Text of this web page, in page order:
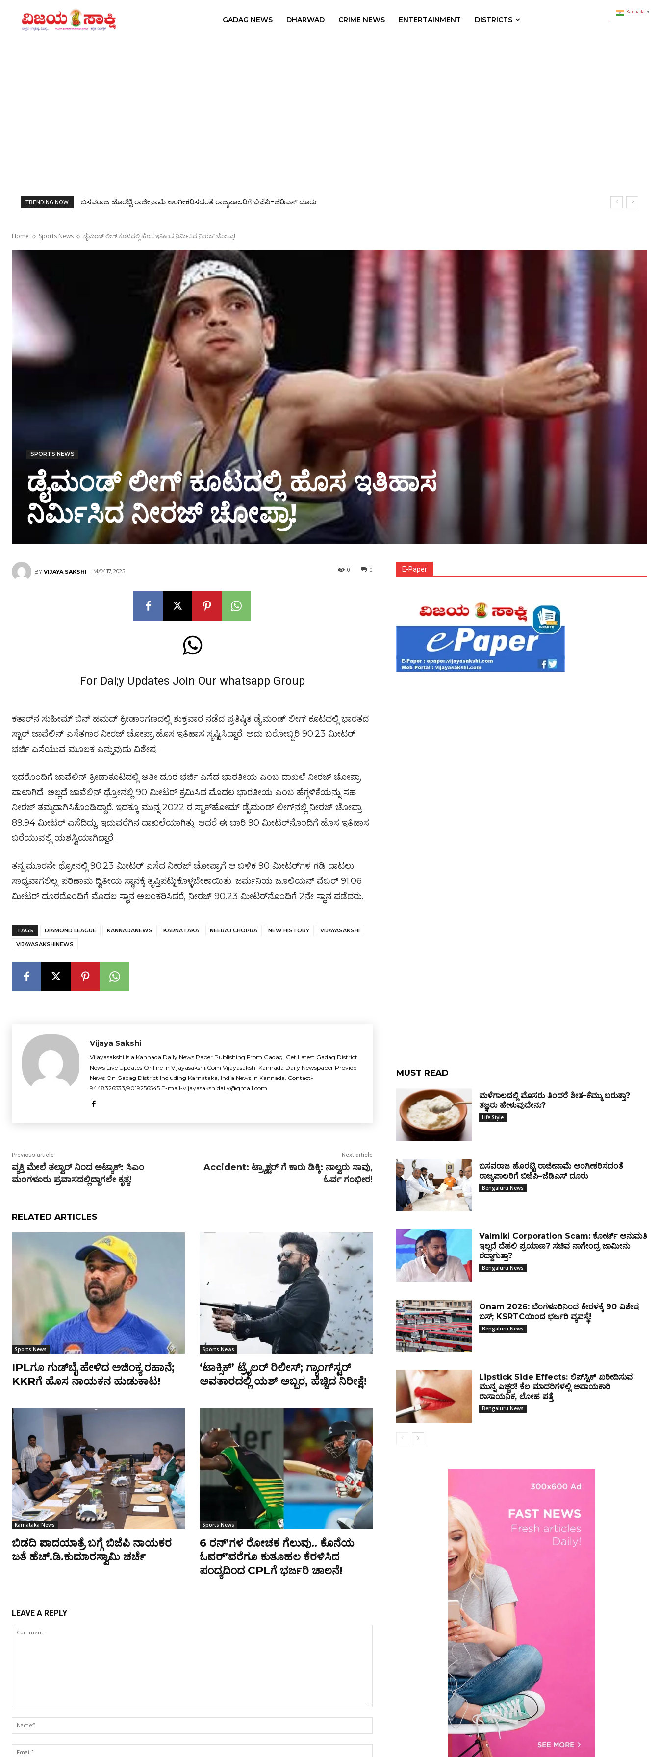
GADAG NEWS DHARWAD CRIME NEWS ENTERTAINMENT DISTRICTS
TRENDING NOW Valmiki Corporation Scam: ಕೋರ್ಟ್ ಅನುಮತಿ ಇಲ್ಲದೆ ದೆಹಲಿ ಪ್ರಯಾಣ? ಸಚಿವ ನಾಗೇಂದ್ರ ಜಾಮೀನು ರದ್ದಾಗುತ್ತಾ?
Home Sports News ಡೈಮಂಡ್ ಲೀಗ್ ಕೂಟದಲ್ಲಿ ಹೊಸ ಇತಿಹಾಸ ನಿರ್ಮಿಸಿದ ನೀರಜ್ ಚೋಪ್ರಾ!
SPORTS NEWS
ಡೈಮಂಡ್ ಲೀಗ್ ಕೂಟದಲ್ಲಿ ಹೊಸ ಇತಿಹಾಸ
ನಿರ್ಮಿಸಿದ ನೀರಜ್ ಚೋಪ್ರಾ!
BY VIJAYA SAKSHI MAY 17, 2025 0
0
For Dai;y Updates Join Our whatsapp Group
ಕತಾರ್‌ನ ಸುಹೀಮ್ ಬಿನ್ ಹಮದ್ ಕ್ರೀಡಾಂಗಣದಲ್ಲಿ ಶುಕ್ರವಾರ ನಡೆದ ಪ್ರತಿಷ್ಠಿತ ಡೈಮಂಡ್ ಲೀಗ್ ಕೂಟದಲ್ಲಿ ಭಾರತದ
ಸ್ಟಾರ್ ಜಾವೆಲಿನ್ ಎಸೆತಗಾರ ನೀರಜ್ ಚೋಪ್ರಾ ಹೊಸ ಇತಿಹಾಸ ಸೃಷ್ಟಿಸಿದ್ದಾರೆ. ಅದು ಬರೋಬ್ಬರಿ 90.23 ಮೀಟರ್
ಭರ್ಜಿ ಎಸೆಯುವ ಮೂಲಕ ಎನ್ನುವುದು ವಿಶೇಷ.
ಇದರೊಂದಿಗೆ ಜಾವೆಲಿನ್ ಕ್ರೀಡಾಕೂಟದಲ್ಲಿ ಅತೀ ದೂರ ಭರ್ಜಿ ಎಸೆದ ಭಾರತೀಯ ಎಂಬ ದಾಖಲೆ ನೀರಜ್ ಚೋಪ್ರಾ
ಪಾಲಾಗಿದೆ. ಅಲ್ಲದೆ ಜಾವೆಲಿನ್ ಥ್ರೋನಲ್ಲಿ 90 ಮೀಟರ್ ಕ್ರಮಿಸಿದ ಮೊದಲ ಭಾರತೀಯ ಎಂಬ ಹೆಗ್ಗಳಿಕೆಯನ್ನು ಸಹ
ನೀರಜ್ ತಮ್ಮದಾಗಿಸಿಕೊಂಡಿದ್ದಾರೆ. ಇದಕ್ಕೂ ಮುನ್ನ 2022 ರ ಸ್ಟಾಕ್‌ಹೋಮ್ ಡೈಮಂಡ್ ಲೀಗ್‌ನಲ್ಲಿ ನೀರಜ್ ಚೋಪ್ರಾ
89.94 ಮೀಟರ್ ಎಸೆದಿದ್ದು, ಇದುವರೆಗಿನ ದಾಖಲೆಯಾಗಿತ್ತು. ಆದರೆ ಈ ಬಾರಿ 90 ಮೀಟರ್​ನೊಂದಿಗೆ ಹೊಸ ಇತಿಹಾಸ
ಬರೆಯುವಲ್ಲಿ ಯಶಸ್ವಿಯಾಗಿದ್ದಾರೆ.
ತನ್ನ ಮೂರನೇ ಥ್ರೋನಲ್ಲಿ 90.23 ಮೀಟರ್ ಎಸೆದ ನೀರಜ್​ ಚೋಪ್ರಾಗೆ ಆ ಬಳಿಕ 90 ಮೀಟರ್​ಗಳ ಗಡಿ ದಾಟಲು
ಸಾಧ್ಯವಾಗಲಿಲ್ಲ. ಪರಿಣಾಮ ದ್ವಿತೀಯ ಸ್ಥಾನಕ್ಕೆ ತೃಪ್ತಿಪಟ್ಟುಕೊಳ್ಳಬೇಕಾಯಿತು. ಜರ್ಮನಿಯ ಜೂಲಿಯನ್ ವೆಬರ್ 91.06
ಮೀಟರ್ ದೂರದೊಂದಿಗೆ ಮೊದಲ ಸ್ಥಾನ ಅಲಂಕರಿಸಿದರೆ, ನೀರಜ್ 90.23 ಮೀಟರ್​ನೊಂದಿಗೆ 2ನೇ ಸ್ಥಾನ ಪಡೆದರು.
TAGS DIAMOND LEAGUE KANNADANEWS KARNATAKA NEERAJ CHOPRA NEW HISTORY
VIJAYASAKSHI
VIJAYASAKSHINEWS
Vijaya Sakshi
Vijayasakshi is a Kannada Daily News Paper Publishing From Gadag. Get Latest Gadag District
News Live Updates Online In Vijayasakshi.Com Vijayasakshi Kannada Daily Newspaper Provide
News On Gadag District Including Karnataka, India News In Kannada. Contact-
9448326533/9019256545 E-mail-vijayasakshidaily@gmail.com
Previous article
ವ್ಯಕ್ತಿ ಮೇಲೆ ತಲ್ವಾರ್ ನಿಂದ ಅಟ್ಯಾಕ್: ಸಿಎಂ
ಮಂಗಳೂರು ಪ್ರವಾಸದಲ್ಲಿದ್ದಾಗಲೇ ಕೃತ್ಯ!
Next article
Accident: ಟ್ರ್ಯಾಕ್ಟರ್ ಗೆ ಕಾರು ಡಿಕ್ಕಿ: ನಾಲ್ವರು ಸಾವು,
ಓರ್ವ ಗಂಭೀರ!
RELATED ARTICLES
Sports News
IPLಗೂ ಗುಡ್‌ಬೈ ಹೇಳಿದ ಅಜಿಂಕ್ಯ ರಹಾನೆ;
KKRಗೆ ಹೊಸ ನಾಯಕನ ಹುಡುಕಾಟ!
Sports News
‘ಟಾಕ್ಸಿಕ್’ ಟ್ರೈಲರ್‌ ರಿಲೀಸ್; ಗ್ಯಾಂಗ್‌ಸ್ಟರ್‌
ಅವತಾರದಲ್ಲಿ ಯಶ್‌ ಅಬ್ಬರ, ಹೆಚ್ಚಿದ ನಿರೀಕ್ಷೆ!
Karnataka News
ಬಿಡದಿ ಪಾದಯಾತ್ರೆ ಬಗ್ಗೆ ಬಿಜೆಪಿ ನಾಯಕರ
ಜತೆ ಹೆಚ್.ಡಿ.ಕುಮಾರಸ್ವಾಮಿ ಚರ್ಚೆ
Sports News
6 ರನ್ʼಗಳ ರೋಚಕ ಗೆಲುವು.. ಕೊನೆಯ
ಓವರ್ʼವರೆಗೂ ಕುತೂಹಲ ಕೆರಳಿಸಿದ
ಪಂದ್ಯದಿಂದ CPLಗೆ ಭರ್ಜರಿ ಚಾಲನೆ!
LEAVE A REPLY
Comment:
Name:*
Email:*
E-Paper
MUST READ
ಮಳೆಗಾಲದಲ್ಲಿ ಮೊಸರು ತಿಂದರೆ ಶೀತ-ಕೆಮ್ಮು ಬರುತ್ತಾ?
ತಜ್ಞರು ಹೇಳುವುದೇನು?
Life Style
ಬಸವರಾಜ ಹೊರಟ್ಟಿ ರಾಜೀನಾಮೆ ಅಂಗೀಕರಿಸದಂತೆ
ರಾಜ್ಯಪಾಲರಿಗೆ ಬಿಜೆಪಿ–ಜೆಡಿಎಸ್ ದೂರು
Bengaluru News
Valmiki Corporation Scam: ಕೋರ್ಟ್ ಅನುಮತಿ
ಇಲ್ಲದೆ ದೆಹಲಿ ಪ್ರಯಾಣ? ಸಚಿವ ನಾಗೇಂದ್ರ ಜಾಮೀನು
ರದ್ದಾಗುತ್ತಾ?
Bengaluru News
Onam 2026: ಬೆಂಗಳೂರಿನಿಂದ ಕೇರಳಕ್ಕೆ 90 ವಿಶೇಷ
ಬಸ್‌; KSRTCಯಿಂದ ಭರ್ಜರಿ ವ್ಯವಸ್ಥೆ!
Bengaluru News
Lipstick Side Effects: ಲಿಪ್‌ಸ್ಟಿಕ್ ಖರೀದಿಸುವ
ಮುನ್ನ ಎಚ್ಚರ! ಕೆಲ ಮಾದರಿಗಳಲ್ಲಿ ಅಪಾಯಕಾರಿ
ರಾಸಾಯನಿಕ, ಲೋಹ ಪತ್ತೆ
Bengaluru News
Kannada ▼